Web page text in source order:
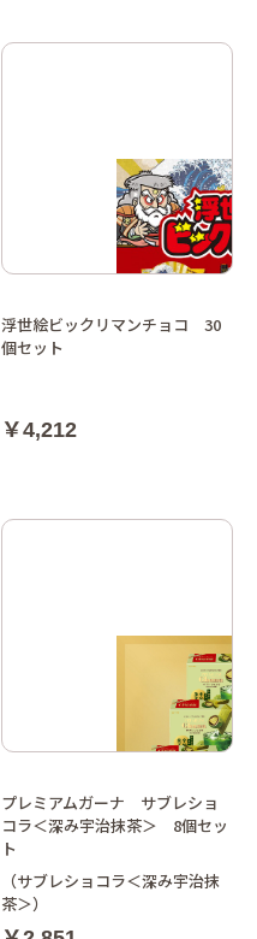
浮世絵ビックリマンチョコ 30
個セット
￥4,212
プレミアムガーナ サブレショ
コラ＜深み宇治抹茶＞ 8個セッ
ト
（サブレショコラ＜深み宇治抹
茶＞）